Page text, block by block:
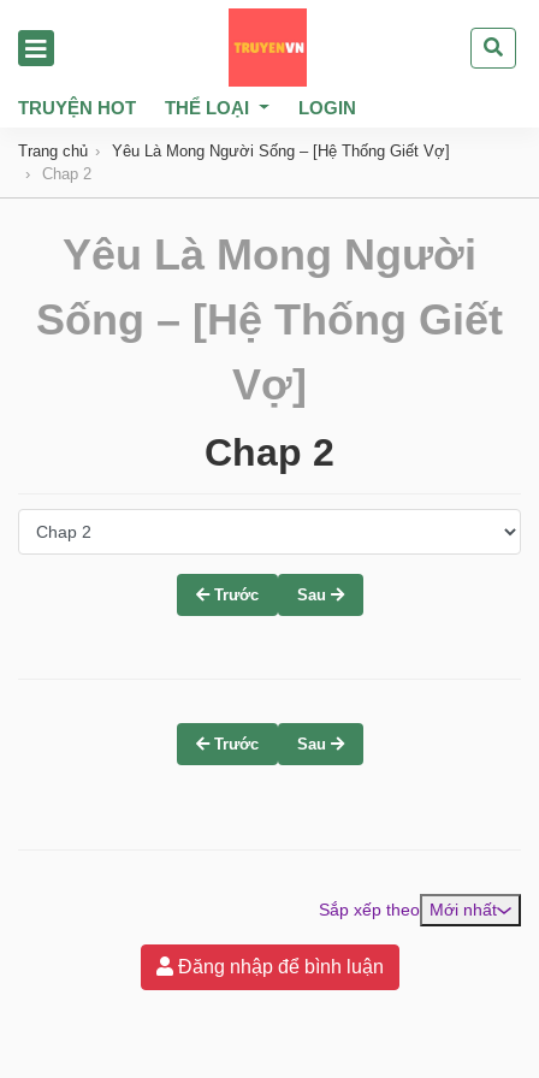
TRUYỆN HOT THỂ LOẠI LOGIN
Trang chủ
Yêu Là Mong Người Sống – [Hệ Thống Giết Vợ]
Chap 2
Yêu Là Mong Người
Sống – [Hệ Thống Giết
Vợ]
Chap 2
Trước Sau
Trước Sau
Sắp xếp theo Mới nhất
Đăng nhập để bình luận